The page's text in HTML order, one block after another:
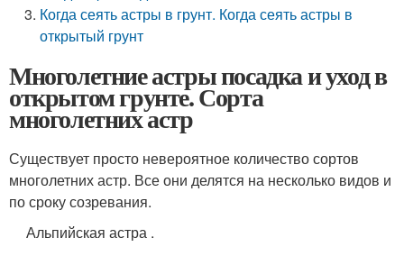
Когда сеять астры в грунт. Когда сеять астры в
открытый грунт
Многолетние астры посадка и уход в
открытом грунте. Сорта
многолетних астр
Существует просто невероятное количество сортов
многолетних астр. Все они делятся на несколько видов и
по сроку созревания.
Альпийская астра .